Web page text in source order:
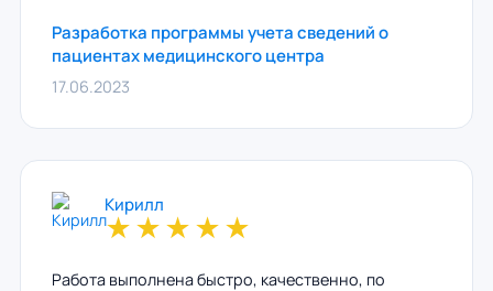
Разработка программы учета сведений о
пациентах медицинского центра
17.06.2023
Кирилл
★★★★★
Работа выполнена быстро, качественно, по